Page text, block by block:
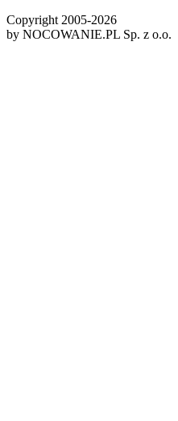
Copyright 2005-2026
by NOCOWANIE.PL Sp. z o.o.